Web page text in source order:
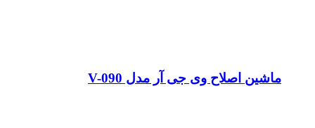
ماشین اصلاح وی جی آر مدل V-090